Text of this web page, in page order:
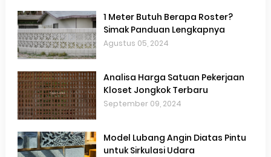
1 Meter Butuh Berapa Roster?
Simak Panduan Lengkapnya
Agustus 05, 2024
Analisa Harga Satuan Pekerjaan
Kloset Jongkok Terbaru
September 09, 2024
Model Lubang Angin Diatas Pintu
untuk Sirkulasi Udara